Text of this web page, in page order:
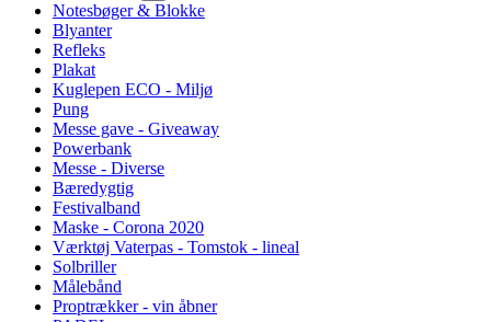
Notesbøger & Blokke
Blyanter
Refleks
Plakat
Kuglepen ECO - Miljø
Pung
Messe gave - Giveaway
Powerbank
Messe - Diverse
Bæredygtig
Festivalband
Maske - Corona 2020
Værktøj Vaterpas - Tomstok - lineal
Solbriller
Målebånd
Proptrækker - vin åbner